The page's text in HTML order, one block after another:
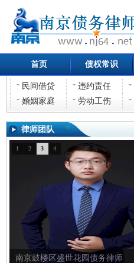
首页 债权常识
民间借贷 违约责任
婚姻家庭
劳动工伤
律师团队
南京鼓楼区盛世花园债务律师
1 2 3 4